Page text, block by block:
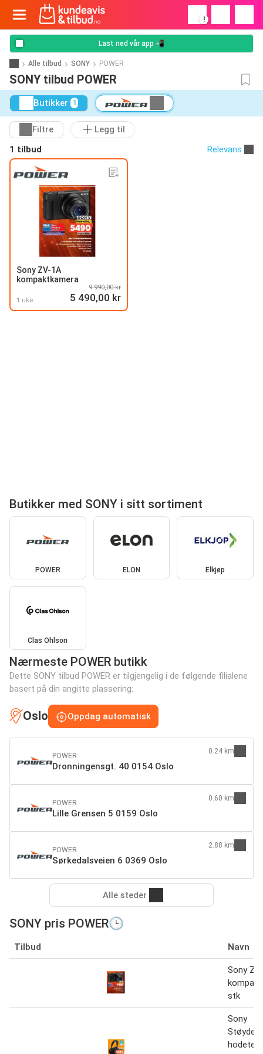
!
Last ned vår app 📲
Alle tilbud SONY POWER
SONY tilbud POWER
Butikker 1
Filtre
Legg til
1 tilbud
Relevans
Sony ZV-1A
kompaktkamera
1 uke
9 990,00 kr
5 490,00 kr
Butikker med SONY i sitt sortiment
POWER ELON Elkjøp
Clas Ohlson
Nærmeste POWER butikk
Dette SONY tilbud POWER er tilgjengelig i de følgende filialene
basert på din angitte plassering:
Oslo Oppdag automatisk
POWER
Dronningensgt. 40 0154 Oslo
0.24 km
POWER
Lille Grensen 5 0159 Oslo
0.60 km
POWER
Sørkedalsveien 6 0369 Oslo
2.88 km
Alle steder
SONY pris POWER🕒
Tilbud Navn
Sony
stk
Sony